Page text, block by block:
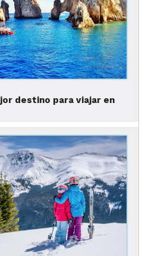
actividades de nieveson
snowshoeing, las
de perros, elfatbiking
para nieve), eltubingy
lapesca sobre hieloy la
de la provincia de Quebec.
destino para viajar en